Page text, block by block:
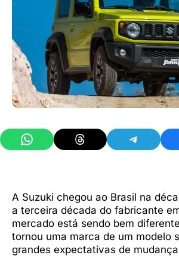
Share on WhatsAppShare on ThreadsShare on
A Suzuki chegou ao Brasil na
a terceira década do fabricante
mercado está sendo bem
tornou uma marca de um modelo
grandes expectativas de